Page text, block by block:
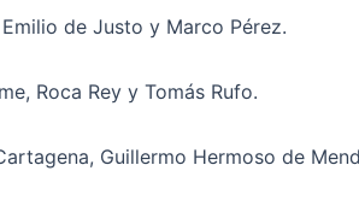
de Justo y Marco Pérez.
Roca Rey y Tomás Rufo.
Guillermo Hermoso de